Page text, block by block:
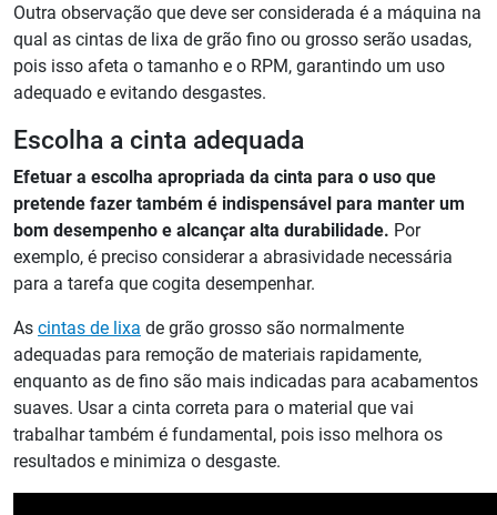
Outra observação que deve ser considerada é a máquina na
qual as cintas de lixa de grão fino ou grosso serão usadas,
pois isso afeta o tamanho e o RPM, garantindo um uso
adequado e evitando desgastes.
Escolha a cinta adequada
Efetuar a escolha apropriada da cinta para o uso que
pretende fazer também é indispensável para manter um
bom desempenho e alcançar alta durabilidade. Por
exemplo, é preciso considerar a abrasividade necessária
para a tarefa que cogita desempenhar.
As cintas de lixa de grão grosso são normalmente
adequadas para remoção de materiais rapidamente,
enquanto as de fino são mais indicadas para acabamentos
suaves. Usar a cinta correta para o material que vai
trabalhar também é fundamental, pois isso melhora os
resultados e minimiza o desgaste.